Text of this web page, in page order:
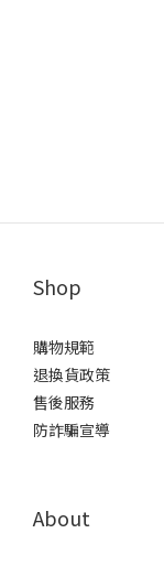
Shop
購物規範
退換貨政策
售後服務
防詐騙宣導
About